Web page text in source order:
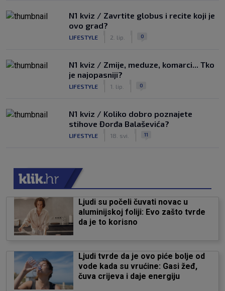
N1 kviz / Zavrtite globus i recite koji je
ovo grad?
LIFESTYLE 2. lip. 0
N1 kviz / Zmije, meduze, komarci... Tko
je najopasniji?
LIFESTYLE 1. lip. 0
N1 kviz / Koliko dobro poznajete
stihove Đorđa Balaševića?
LIFESTYLE 18. svi. 11
Ljudi su počeli čuvati novac u
aluminijskoj foliji: Evo zašto tvrde
da je to korisno
Ljudi tvrde da je ovo piće bolje od
vode kada su vrućine: Gasi žeđ,
čuva crijeva i daje energiju